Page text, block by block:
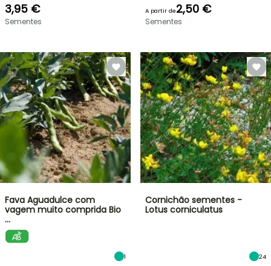
3,95 €
Sementes
A partir de2,50 €
Sementes
Fava Aguadulce com
vagem muito comprida Bio
…
1
Cornichão sementes -
Lotus corniculatus
24